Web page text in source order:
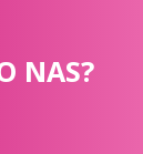
NAS?